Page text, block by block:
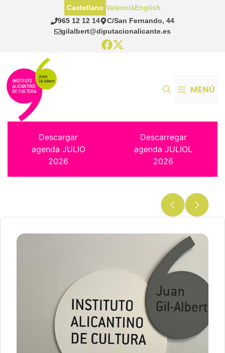
965 12 12 14
C/San Fernando, 44
gilalbert@diputacionalicante.es
Castellano ValenciàEnglish
MENÚ
Descargar
agenda JULIO
2026
Descarregar
agenda JULIOL
2026